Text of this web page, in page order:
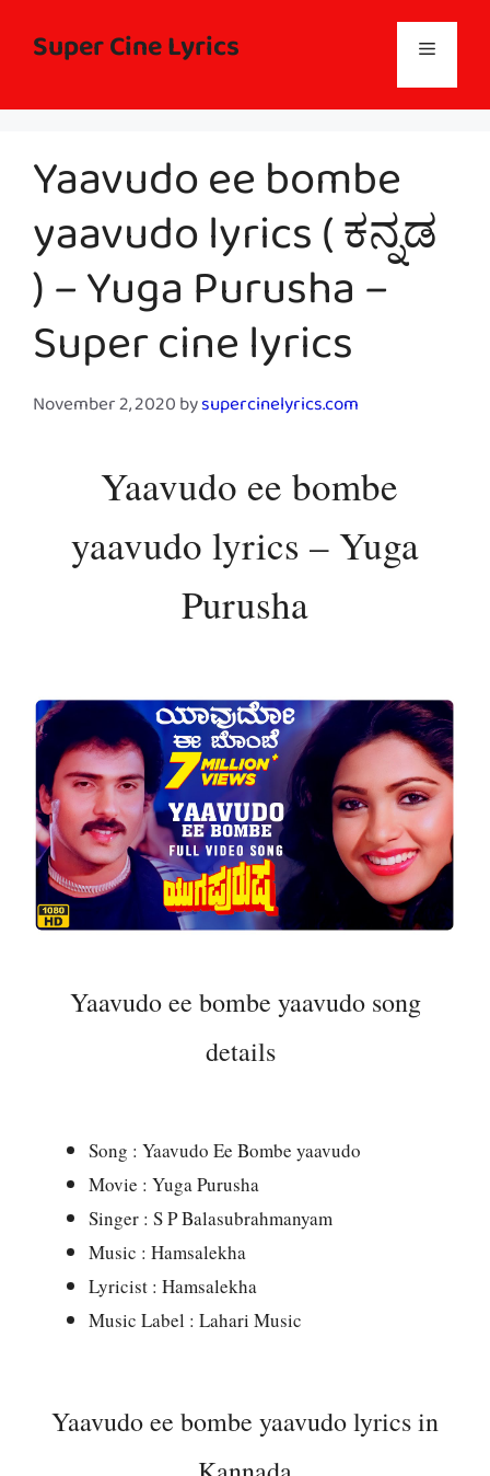
contentSuper Cine Lyrics Menu
Yaavudo ee bombe
yaavudo lyrics ( ಕನ್ನಡ
) – Yuga Purusha –
Super cine lyrics
November 2, 2020bysupercinelyrics.com
Yaavudo ee bombe
yaavudo lyrics – Yuga
Purusha
Yaavudo ee bombe yaavudo song
details
Song : Yaavudo Ee Bombe yaavudo
Movie : Yuga Purusha
Singer : S P Balasubrahmanyam
Music : Hamsalekha
Lyricist : Hamsalekha
Music Label : Lahari Music
Yaavudo ee bombe yaavudo lyrics in